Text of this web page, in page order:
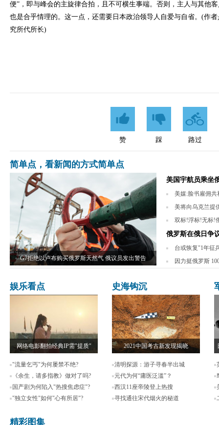
便”，即与峰会的主旋律合拍，且不可横生事端。否则，主人与其他
也是合乎情理的。这一点，还需要日本政治领导人自爱与自省。(作
究所代所长)
赞 踩 路过
简单点，看新闻的方式简单点
G7拒绝以卢布购买俄罗斯天然气 俄议员发出警告
美国宇航员乘坐
美媒:脸书雇佣共
美将向乌克兰提
双标!浮标!无标!
俄罗斯在俄日争
台或恢复"1年征
因力挺俄罗斯
娱乐看点
网络电影翻拍经典IP需"提质"
"流量乞丐"为何屡禁不绝?
《余生，请多指教》做对了吗?
国产剧为何陷入"热搜焦虑症"?
"独立女性"如何"心有所居"?
史海钩沉
2021中国考古新发现揭晓
清明探源：游子寻春半出城
元代为何“庸医泛滥”？
西汉11座帝陵登上热搜
寻找通往宋代烟火的秘道
精彩图集